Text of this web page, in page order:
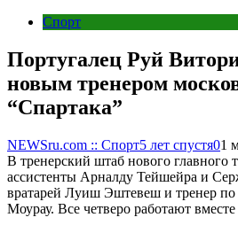
Спорт
Португалец Руй
новым тренером
“Спартака”
NEWSru.com :: Спорт5 лет спустя01
В тренерский штаб нового главного
ассистенты Арналду Тейшейра и
вратарей Луиш Эштевеш и тренер по
Моурау. Все четверо работают